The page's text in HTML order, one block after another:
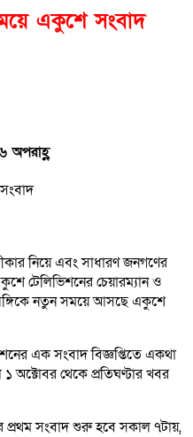
একুশে সংবাদ
অপরাহ্ণ
নিয়ে এবং সাধারণ জনগণের
টেলিভিশনের চেয়ারম্যান ও
নতুন সময়ে আসছে একুশে
এক সংবাদ বিজ্ঞপ্তিতে একথা
অক্টোবর থেকে প্রতিঘণ্টার খবর
প্রথম সংবাদ শুরু হবে সকাল ৭টায়,